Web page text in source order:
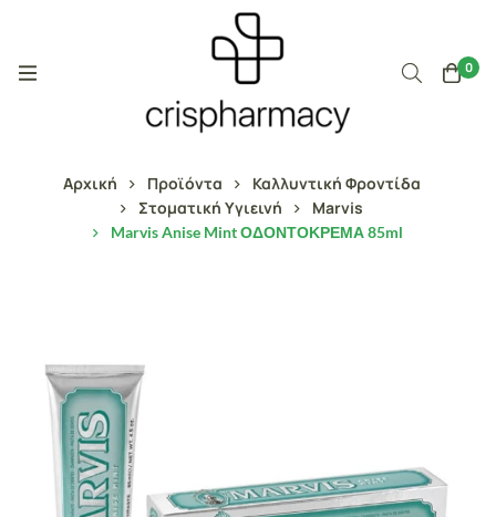
0
Αρχική Προϊόντα
Καλλυντική Φροντίδα
Στοματική Υγιεινή
Marvis
Marvis Anise Mint ΟΔΟΝΤΟΚΡΕΜΑ 85ml